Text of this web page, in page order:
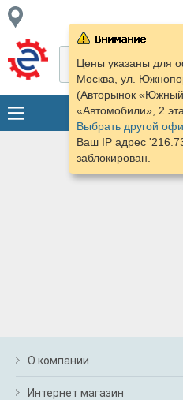
Цены указаны для
Москва, ул.
(Авторынок
«Автомобили», 2
Выбрать другой
Ваш IP адрес
заблокирован.
О компании
Интернет магазин